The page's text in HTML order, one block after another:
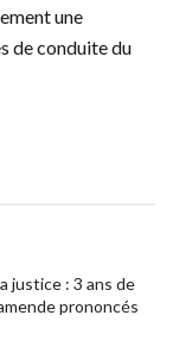
une
de conduite du
justice : 3 ans de
prononcés